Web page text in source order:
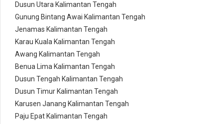
Dusun Utara Kalimantan Tengah
Gunung Bintang Awai Kalimantan Tengah
Jenamas Kalimantan Tengah
Karau Kuala Kalimantan Tengah
Awang Kalimantan Tengah
Benua Lima Kalimantan Tengah
Dusun Tengah Kalimantan Tengah
Dusun Timur Kalimantan Tengah
Karusen Janang Kalimantan Tengah
Paju Epat Kalimantan Tengah